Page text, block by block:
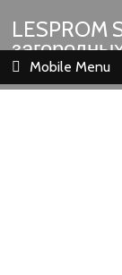
LESPROM
Mobile Menu